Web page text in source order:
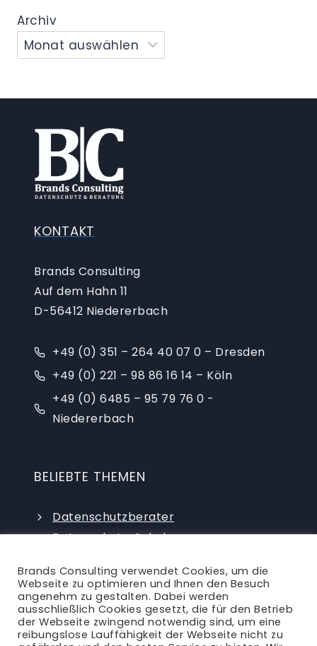
Archiv
KONTAKT
Brands Consulting
Auf dem Hahn 11
D-56412 Niedererbach
+49 (0) 351 – 264 40 07 0 – Dresden
+49 (0) 221 – 98 86 16 14 – Köln
+49 (0) 6485 – 95 79 76 0 -
Niedererbach
BELIEBTE THEMEN
Datenschutzberater
Datenschutz-Schulungen
externer Datenschutzbeauftragter
Brands Consulting verwendet Cookies, um die
Webseite zu optimieren und Ihnen den Besuch
angenehm zu gestalten. Dabei werden
ausschließlich Cookies gesetzt, die für den Betrieb
der Webseite zwingend notwendig sind, um eine
reibungslose Lauffähigkeit der Webseite nicht zu